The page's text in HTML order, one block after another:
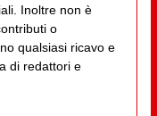
Inoltre non è
o
qualsiasi ricavo e
di redattori e